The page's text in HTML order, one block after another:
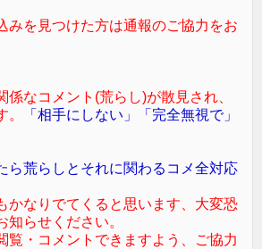
みを見つけた方は通報のご協力をお
係なコメント(荒らし)が散見され、
「相手にしない」「完全無視で」
ら荒らしとそれに関わるコメ全対応
かなりでてくると思います、大変恐
知らせください。
覧・コメントできますよう、ご協力